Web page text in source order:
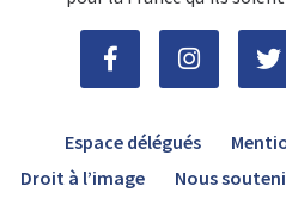
Espace délégués
Droit à l’image
Nous